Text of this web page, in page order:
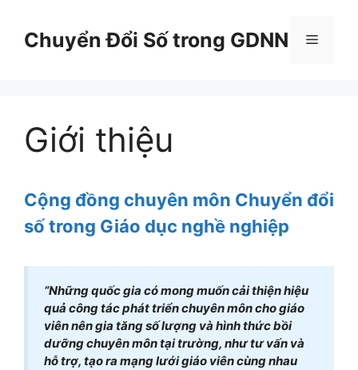
Chuyển Đổi Số trong GDNN Menu
Giới thiệu
Cộng đồng chuyên môn Chuyển đổi
số trong Giáo dục nghề nghiệp
“Những quốc gia có mong muốn cải thiện hiệu
quả công tác phát triển chuyên môn cho giáo
viên nên gia tăng số lượng và hình thức bồi
dưỡng chuyên môn tại trường, như tư vấn và
hỗ trợ, tạo ra mạng lưới giáo viên cùng nhau